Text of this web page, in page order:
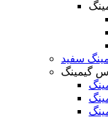
سفید
گیمینگ